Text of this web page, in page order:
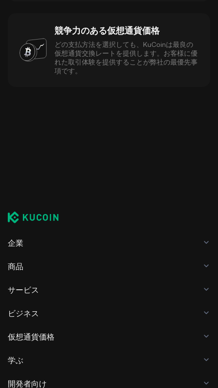
競争力のある仮想通貨価格
どの支払方法を選択しても、KuCoinは最良の
仮想通貨交換レートを提供します。お客様に優
れた取引体験を提供することが弊社の最優先事
項です。
企業
商品
サービス
ビジネス
仮想通貨価格
学ぶ
開発者向け